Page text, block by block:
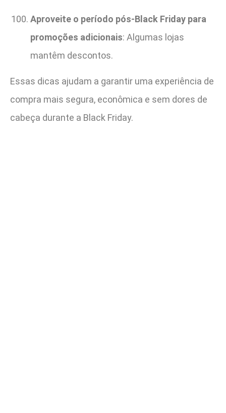
Aproveite o período pós-Black Friday para
promoções adicionais: Algumas lojas
mantêm descontos.
Essas dicas ajudam a garantir uma experiência de
compra mais segura, econômica e sem dores de
cabeça durante a Black Friday.